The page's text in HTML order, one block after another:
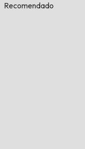
Recomendado